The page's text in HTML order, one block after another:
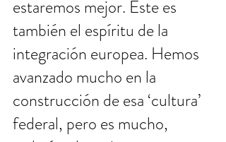
estaremos mejor. Este es
también el espíritu de la
integración europea. Hemos
avanzado mucho en la
construcción de esa ‘cultura’
federal, pero es mucho,